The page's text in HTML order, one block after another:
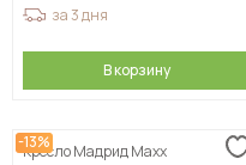
за 3 дня
В корзину
-13%
Кресло Мадрид Maxx